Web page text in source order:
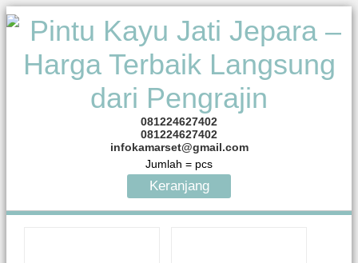
081224627402
081224627402
infokamarset@gmail.com
Jumlah = pcs
Keranjang